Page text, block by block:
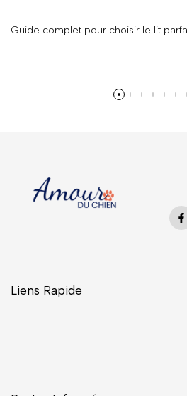
Guide complet pour choisir le lit
Liens Rapide